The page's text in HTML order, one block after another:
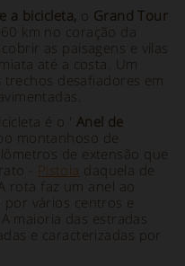
e a bicicleta, o Grand Tour
km no coração da
as paisagens e vilas
até a costa. Um
desafiadores em
é o ' Anel de
montanhoso de
de extensão que
- Pistoia daquela de
rota faz um anel ao
vários centros e
maioria das estradas
e caracterizadas por